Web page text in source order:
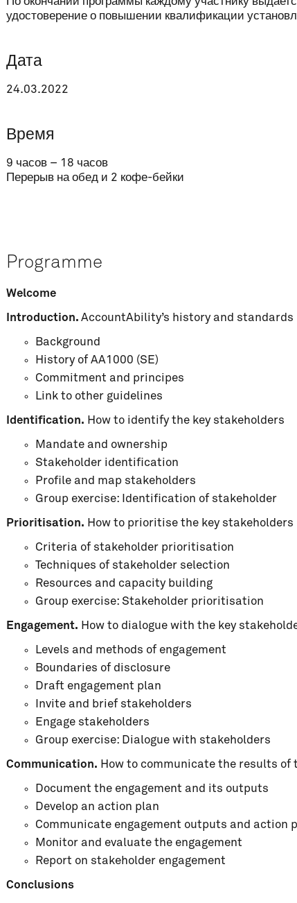
удостоверение о повышении квалификации
Дата
24.03.2022
Время
9 часов – 18 часов
Перерыв на обед и 2 кофе-бейки
Programme
Welcome
Introduction.AccountAbility’s history and standards
Background
History of AA1000 (SE)
Commitment and principes
Link to other guidelines
Identification. How to identify the key stakeholders
Mandate and ownership
Stakeholder identification
Profile and map stakeholders
Group exercise: Identification of stakeholder
Prioritisation. How to prioritise the key stakeholders
Criteria of stakeholder prioritisation
Techniques of stakeholder selection
Resources and capacity building
Group exercise: Stakeholder prioritisation
Engagement. How to dialogue with the key
Levels and methods of engagement
Boundaries of disclosure
Draft engagement plan
Invite and brief stakeholders
Engage stakeholders
Group exercise: Dialogue with stakeholders
Communication. How to communicate the results of
Document the engagement and its outputs
Develop an action plan
Communicate engagement outputs and action
Monitor and evaluate the engagement
Report on stakeholder engagement
Conclusions
Price: 350 CHF
I have read, understand and agree with the Terms